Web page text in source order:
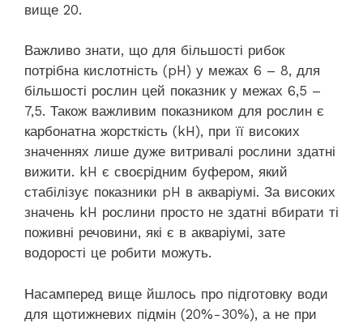
вище 20.
Важливо знати, що для більшості рибок
потрібна кислотність (pH) у межах 6 – 8, для
більшості рослин цей показник у межах 6,5 –
7,5. Також важливим показником для рослин є
карбонатна жорсткість (kH), при її високих
значеннях лише дуже витривалі рослини здатні
вижити. kH є своєрідним буфером, який
стабілізує показники pH в акваріумі. За високих
значень kH рослини просто не здатні вбирати ті
поживні речовини, які є в акваріумі, зате
водорості це робити можуть.
Насамперед вище йшлось про підготовку води
для щотижневих підмін (20%-30%), а не при